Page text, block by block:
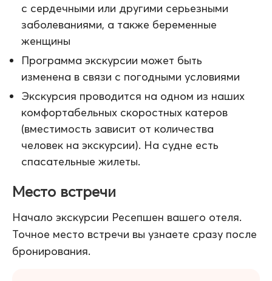
с сердечными или другими серьезными
заболеваниями, а также беременные
женщины
Программа экскурсии может быть
изменена в связи с погодными условиями
Экскурсия проводится на одном из наших
комфортабельных скоростных катеров
(вместимость зависит от количества
человек на экскурсии). На судне есть
спасательные жилеты.
Место встречи
Начало экскурсии Ресепшен вашего отеля.
Точное место встречи вы узнаете сразу после
бронирования.